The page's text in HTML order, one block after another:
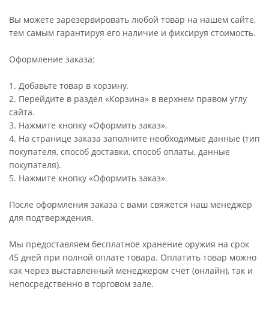
Вы можете зарезервировать любой товар на нашем сайте,
тем самым гарантируя его наличие и фиксируя стоимость.
Оформление заказа:
1. Добавьте товар в корзину.
2. Перейдите в раздел «Корзина» в верхнем правом углу
сайта.
3. Нажмите кнопку «Оформить заказ».
4. На странице заказа заполните необходимые данные (тип
покупателя, способ доставки, способ оплаты, данные
покупателя).
5. Нажмите кнопку «Оформить заказ».
После оформления заказа с вами свяжется наш менеджер
для подтверждения.
Мы предоставляем бесплатное хранение оружия на срок
45 дней при полной оплате товара. Оплатить товар можно
как через выставленный менеджером счет (онлайн), так и
непосредственно в торговом зале.